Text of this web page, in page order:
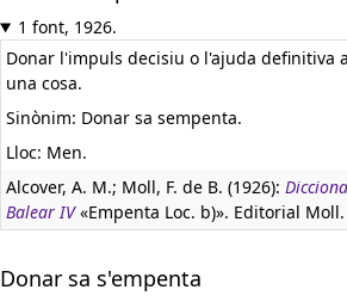
1 font, 1926.
Donar l'impuls decisiu o l'ajuda definitiva
una cosa.
Sinònim: Donar sa sempenta.
Lloc: Men.
Alcover, A. M.; Moll, F. de B. (1926):
Balear IV«Empenta Loc. b)». Editorial Moll.
Donar sa s'empenta